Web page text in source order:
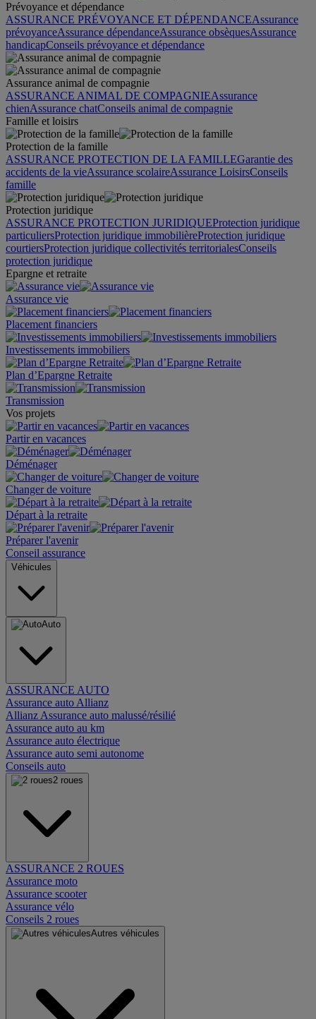
Prévoyance et dépendance
ASSURANCE PRÉVOYANCE ET DÉPENDANCEAssurance
prévoyanceAssurance dépendanceAssurance obsèquesAssurance
handicapConseils prévoyance et dépendance
Assurance animal de compagnie
ASSURANCE ANIMAL DE COMPAGNIEAssurance
chienAssurance chatConseils animal de compagnie
Famille et loisirs
Protection de la famille
ASSURANCE PROTECTION DE LA FAMILLEGarantie des
accidents de la vieAssurance scolaireAssurance LoisirsConseils
famille
Protection juridique
ASSURANCE PROTECTION JURIDIQUEProtection juridique
particuliersProtection juridique immobilièreProtection juridique
courtiersProtection juridique collectivités territorialesConseils
protection juridique
Epargne et retraite
Assurance vie
Placement financiers
Investissements immobiliers
Plan d’Epargne Retraite
Transmission
Vos projets
Partir en vacances
Déménager
Changer de voiture
Départ à la retraite
Préparer l'avenir
Conseil assurance
Véhicules
Auto
ASSURANCE AUTO
Assurance auto Allianz
Allianz Assurance auto malussé/résilié
Assurance auto au km
Assurance auto électrique
Assurance auto semi autonome
Conseils auto
2 roues
ASSURANCE 2 ROUES
Assurance moto
Assurance scooter
Assurance vélo
Conseils 2 roues
Autres véhicules